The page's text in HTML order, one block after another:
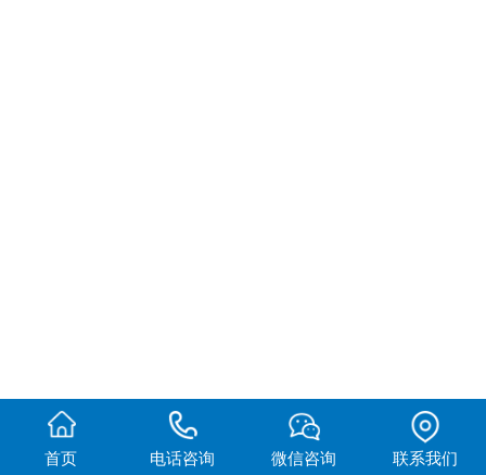
首页 电话咨询 微信咨询 联系我们